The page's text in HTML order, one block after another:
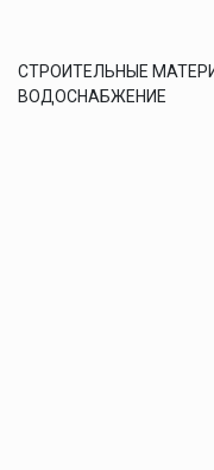
СТРОИТЕЛЬНЫЕ
ВОДОСНАБЖЕНИЕ